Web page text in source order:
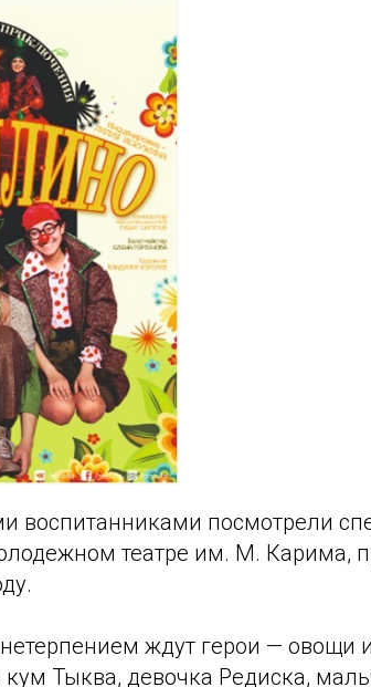
воспитанниками посмотрели
театре им. М. Карима,
нетерпением ждут герои — овощи
Тыква, девочка Редиска,